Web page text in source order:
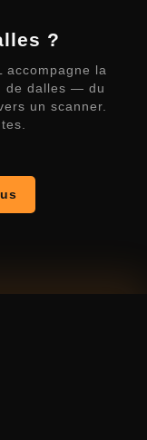
?
accompagne la
de dalles — du
un scanner.